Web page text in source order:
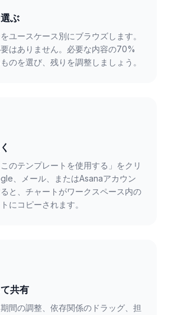
ぶ
ユースケース別にブラウズします。
はありません。必要な内容の70%
のを選び、残りを調整しましょう。
のテンプレートを使用する」をクリ
、メール、またはAsanaアカウン
と、チャートがワークスペース内の
にコピーされます。
共有
間の調整、依存関係のドラッグ、担